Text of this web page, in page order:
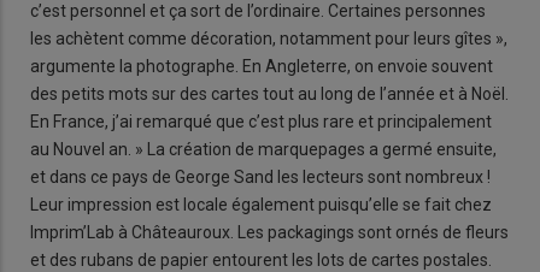
c’est personnel et ça sort de l’ordinaire. Certaines personnes
les achètent comme décoration, notamment pour leurs gîtes »,
argumente la photographe. En Angleterre, on envoie souvent
des petits mots sur des cartes tout au long de l’année et à Noël.
En France, j’ai remarqué que c’est plus rare et principalement
au Nouvel an. » La création de marquepages a germé ensuite,
et dans ce pays de George Sand les lecteurs sont nombreux !
Leur impression est locale également puisqu’elle se fait chez
Imprim’Lab à Châteauroux. Les packagings sont ornés de fleurs
et des rubans de papier entourent les lots de cartes postales.